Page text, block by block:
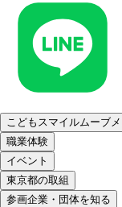
こどもスマイルムーブメ
職業体験
イベント
東京都の取組
参画企業・団体を知る